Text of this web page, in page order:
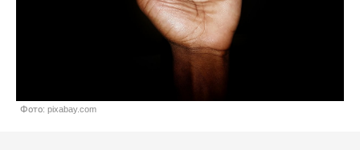
Фото: pixabay.com